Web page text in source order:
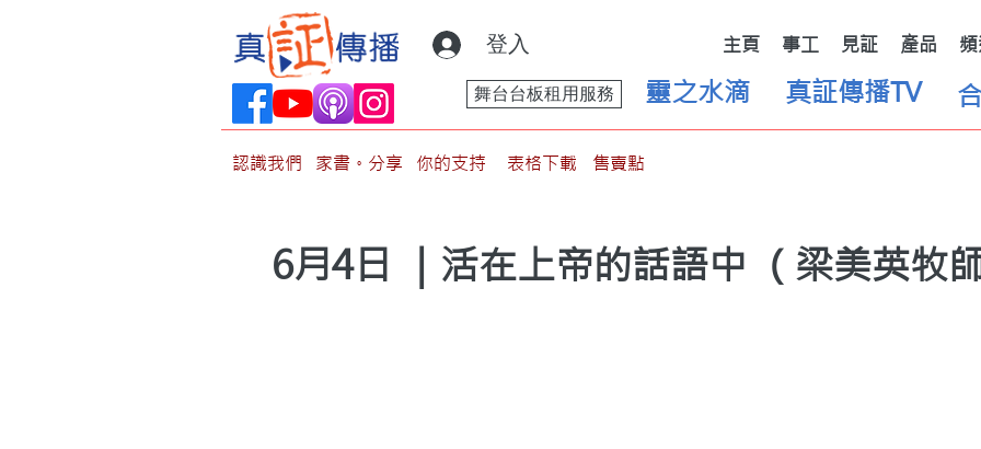
登入 主頁 事工 見証 產品
靈之水滴
舞台台板租用服務 真証傳播TV
認識我們 家書。分享 你的支持 表格下載 售賣點
6月4日 ｜活在上帝的話語中 （梁美英牧